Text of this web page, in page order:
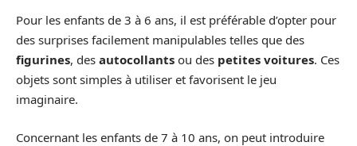
Pour les enfants de 3 à 6 ans, il est préférable d’opter pour
des surprises facilement manipulables telles que des
figurines, des autocollants ou des petites voitures. Ces
objets sont simples à utiliser et favorisent le jeu
imaginaire.
Concernant les enfants de 7 à 10 ans, on peut introduire